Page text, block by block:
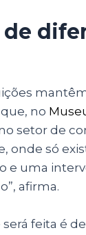
no
setor de
só
e uma
afirma.
feita é